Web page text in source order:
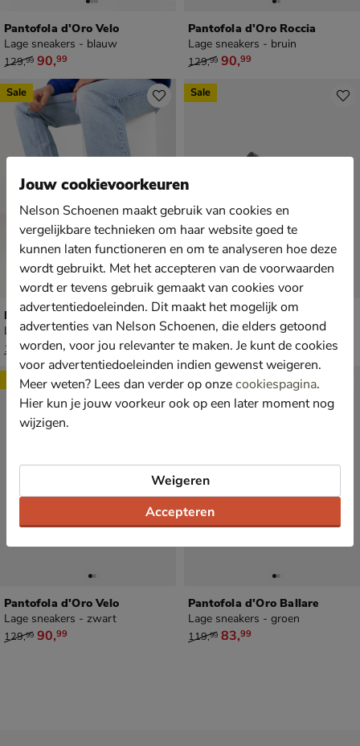
Pantofola d'Oro Velo
Lage sneakers - blauw
van € 129,99 voor € 90,99
129,99 90,99
Pantofola d'Oro Roccia
Lage sneakers - bruin
van € 129,99 voor € 90,99
129,99 90,99
Pantofola d'Oro Roccia
Lage sneakers - blauw
van € 129,99 voor € 90,99
129,99 90,99
Sale
Pantofola d'Oro Tenebra
Lage sneakers - blauw
van € 119,99 voor € 83,99
119,99 83,99
Sale
Pantofola d'Oro Velo
Lage sneakers - zwart
van € 129,99 voor € 90,99
129,99 90,99
Sale
Pantofola d'Oro Ballare
Lage sneakers - groen
van € 119,99 voor € 83,99
119,99 83,99
Sale
Jouw cookievoorkeuren
Nelson Schoenen maakt gebruik van cookies en
vergelijkbare technieken om haar website goed te
kunnen laten functioneren en om te analyseren hoe deze
wordt gebruikt. Met het accepteren van de voorwaarden
wordt er tevens gebruik gemaakt van cookies voor
advertentiedoeleinden. Dit maakt het mogelijk om
advertenties van Nelson Schoenen, die elders getoond
worden, voor jou relevanter te maken. Je kunt de cookies
voor advertentiedoeleinden indien gewenst weigeren.
Meer weten? Lees dan verder op onzecookiespagina.
Hier kun je jouw voorkeur ook op een later moment nog
wijzigen.
Accepteren
Weigeren